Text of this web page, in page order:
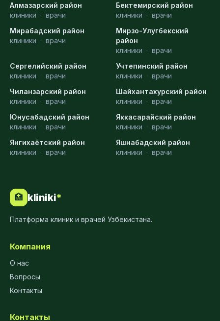
Алмазарский район
клиники · врачи
Бектемирский район
клиники · врачи
Мирабадский район
клиники · врачи
Мирзо-Улугбекский
район
клиники · врачи
Сергелийский район
клиники · врачи
Учтепинский район
клиники · врачи
Чиланзарский район
клиники · врачи
Шайхантахурский район
клиники · врачи
Юнусабадский район
клиники · врачи
Яккасарайский район
клиники · врачи
Янгихаётский район
клиники · врачи
Яшнабадский район
клиники · врачи
🏥 kliniki*
Платформа клиник и врачей Узбекистана.
Компания
О нас
Вопросы
Контакты
Контакты